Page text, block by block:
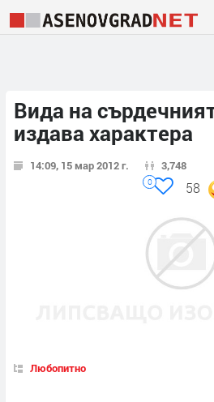
Вида на
издава характера
14:09, 15 мар 2012 г. 3,748
58
0
Любопитно